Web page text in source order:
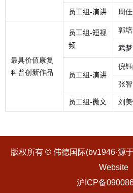
员工组-演讲 周
最具价值康复
科普创新作品
员工组-短视
频
郭培
武梦
员工组-演讲
倪
张
员工组-微文 刘
版权所有 © 伟德国际(bv1946·源
Website
沪ICP备